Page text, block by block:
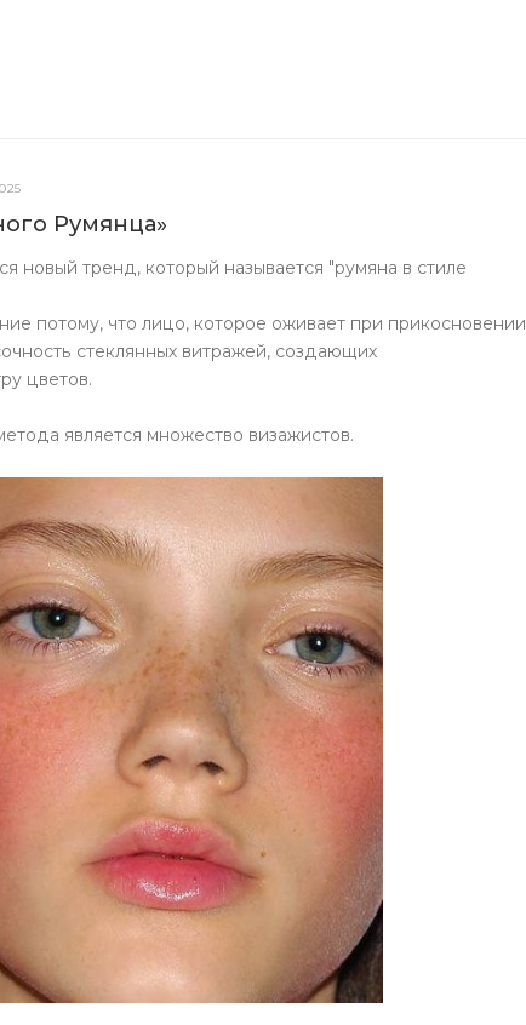
Румянца»
новый тренд, который называется "румяна в стиле
потому, что лицо, которое оживает при прикосновении
стеклянных витражей, создающих
цветов.
является множество визажистов.